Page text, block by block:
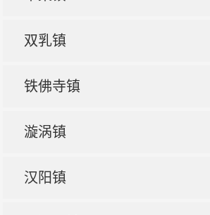
双乳镇
铁佛寺镇
漩涡镇
汉阳镇